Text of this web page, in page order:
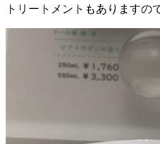
トリートメントもありますの